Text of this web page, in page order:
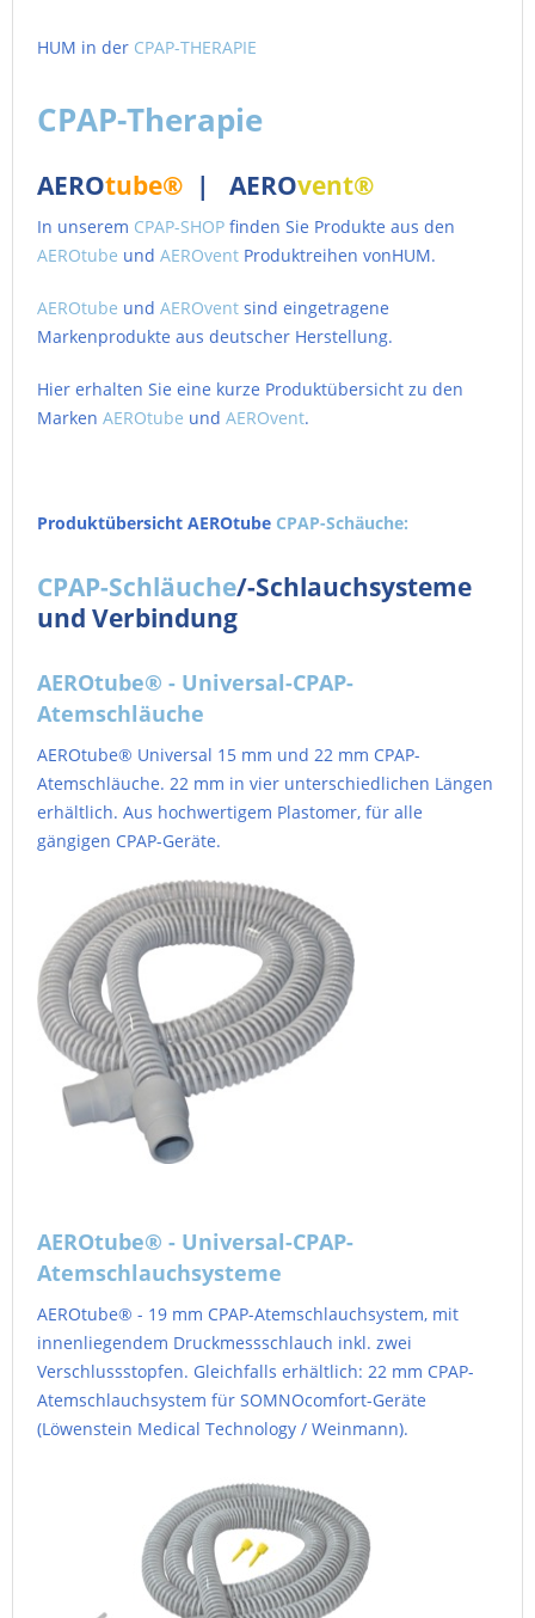
HUM in der CPAP-THERAPIE
CPAP-Therapie
AEROtube® | AEROvent®
In unserem CPAP-SHOP finden Sie Produkte aus den
AEROtube und AEROvent Produktreihen vonHUM.
AEROtube und AEROvent sind eingetragene
Markenprodukte aus deutscher Herstellung.
Hier erhalten Sie eine kurze Produktübersicht zu den
Marken AEROtube und AEROvent.
Produktübersicht AEROtube CPAP-Schäuche:
CPAP-Schläuche/-Schlauchsysteme
und Verbindung
AEROtube® - Universal-CPAP-
Atemschläuche
AEROtube® Universal 15 mm und 22 mm CPAP-
Atemschläuche. 22 mm in vier unterschiedlichen Längen
erhältlich. Aus hochwertigem Plastomer, für alle
gängigen CPAP-Geräte.
AEROtube® - Universal-CPAP-
Atemschlauchsysteme
AEROtube® - 19 mm CPAP-Atemschlauchsystem, mit
innenliegendem Druckmessschlauch inkl. zwei
Verschlussstopfen. Gleichfalls erhältlich: 22 mm CPAP-
Atemschlauchsystem für SOMNOcomfort-Geräte
(Löwenstein Medical Technology / Weinmann).